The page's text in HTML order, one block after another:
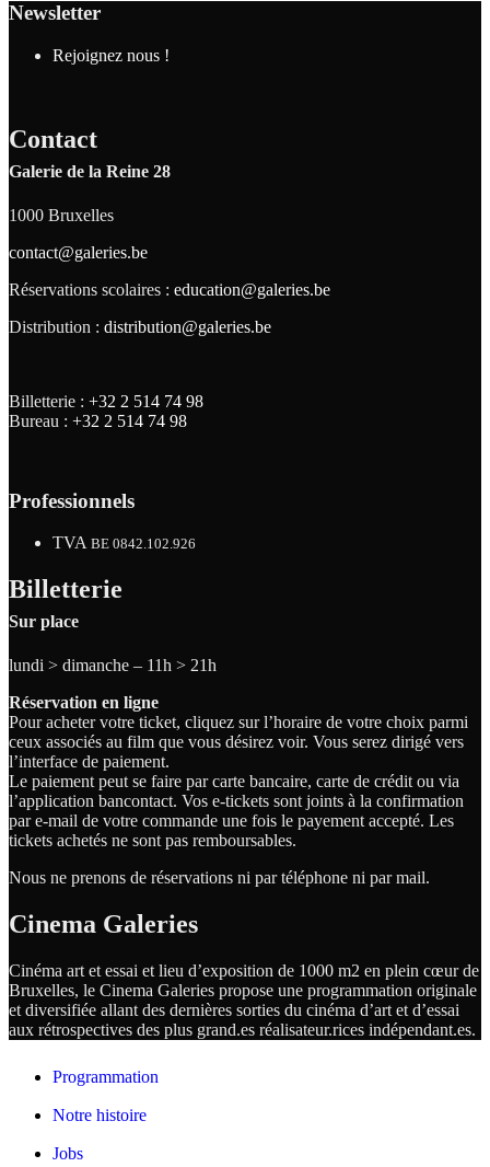
Newsletter
Rejoignez nous !
Contact
Galerie de la Reine 28
1000 Bruxelles
contact@galeries.be
Réservations scolaires : education@galeries.be
Distribution : distribution@galeries.be
Billetterie : +32 2 514 74 98
Bureau : +32 2 514 74 98
Professionnels
TVA BE 0842.102.926
Billetterie
Sur place
lundi > dimanche – 11h > 21h
Réservation en ligne
Pour acheter votre ticket, cliquez sur l’horaire de votre choix parmi
ceux associés au film que vous désirez voir. Vous serez dirigé vers
l’interface de paiement.
Le paiement peut se faire par carte bancaire, carte de crédit ou via
l’application bancontact. Vos e-tickets sont joints à la confirmation
par e-mail de votre commande une fois le payement accepté. Les
tickets achetés ne sont pas remboursables.
Nous ne prenons de réservations ni par téléphone ni par mail.
Cinema Galeries
Cinéma art et essai et lieu d’exposition de 1000 m2 en plein cœur de
Bruxelles, le Cinema Galeries propose une programmation originale
et diversifiée allant des dernières sorties du cinéma d’art et d’essai
aux rétrospectives des plus grand.es réalisateur.rices indépendant.es.
Programmation
Notre histoire
Jobs